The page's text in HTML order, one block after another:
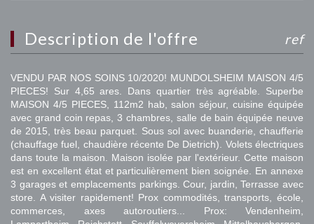
description de l'offre ref
VENDU PAR NOS SOINS 10/2020! MUNDOLSHEIM MAISON 4/5
PIECES! Sur 4,65 ares. Dans quartier très agréable. Superbe
MAISON 4/5 PIECES, 112m2 hab, salon séjour, cuisine équipée
avec grand coin repas, 3 chambres, salle de bain équipée neuve
de 2015, très beau parquet. Sous sol avec buanderie, chaufferie
(chauffage fuel, chaudière récente De Dietrich). Volets électriques
dans toute la maison. Maison isolée par l'extérieur. Cette maison
est en excellent état et particulièrement bien soignée. En annexe
3 garages et emplacements parkings. Cour, jardin, Terrasse avec
store. A visiter rapidement! Prox commodités, transports, école,
commerces, axes autoroutiers... Prox: Vendenheim,